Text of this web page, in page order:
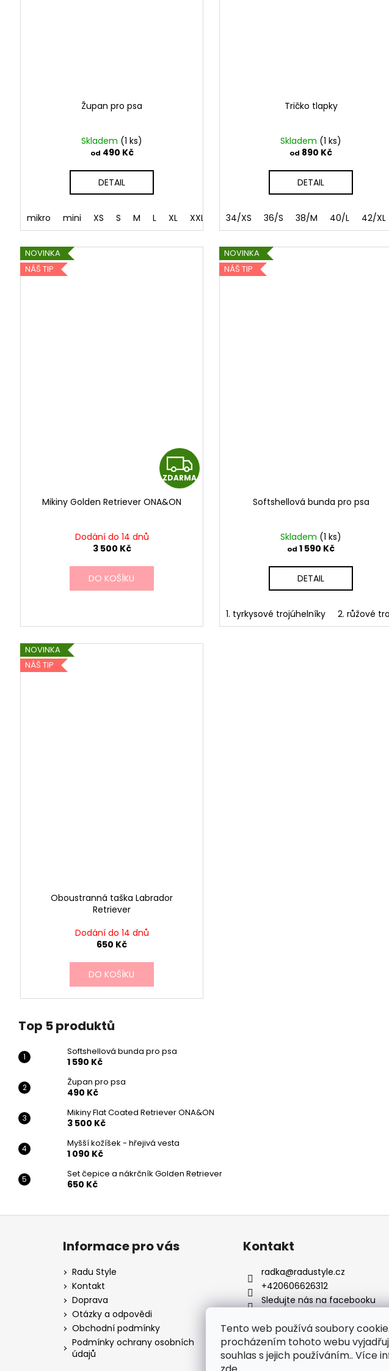
Tento web používá soubory
procházením tohoto webu
souhlas s jejich používáním.. Více
Župan pro psa
Skladem (1 ks)
od 490 Kč
DETAIL
mikro mini XS S M L XL XXL
Tričko tlapky
Skladem (1 ks)
od 890 Kč
DETAIL
34/XS 36/S 38/M 40/L 42/XL
NOVINKA
NÁŠ TIP
Z
D
ZDARMA
Mikiny Golden Retriever ONA&ON
Dodání do 14 dnů
3 500 Kč
DO KOŠÍKU
NOVINKA
NÁŠ TIP
Softshellová bunda pro psa
Skladem (1 ks)
od 1 590 Kč
DETAIL
1. tyrkysové trojúhelníky 2. růžové
NOVINKA
NÁŠ TIP
Oboustranná taška Labrador
Retriever
Dodání do 14 dnů
650 Kč
DO KOŠÍKU
Top 5 produktů
Softshellová bunda pro psa
1 590 Kč
Župan pro psa
490 Kč
Mikiny Flat Coated Retriever ONA&ON
3 500 Kč
Myšší kožíšek - hřejivá vesta
1 090 Kč
Set čepice a nákrčník Golden Retriever
650 Kč
Informace pro vás
Radu Style
Kontakt
Doprava
Otázky a odpovědi
Obchodní podmínky
Podmínky ochrany osobních
údajů
Kontakt
radka@radustyle.cz
+420606626312
Sledujte nás na facebooku